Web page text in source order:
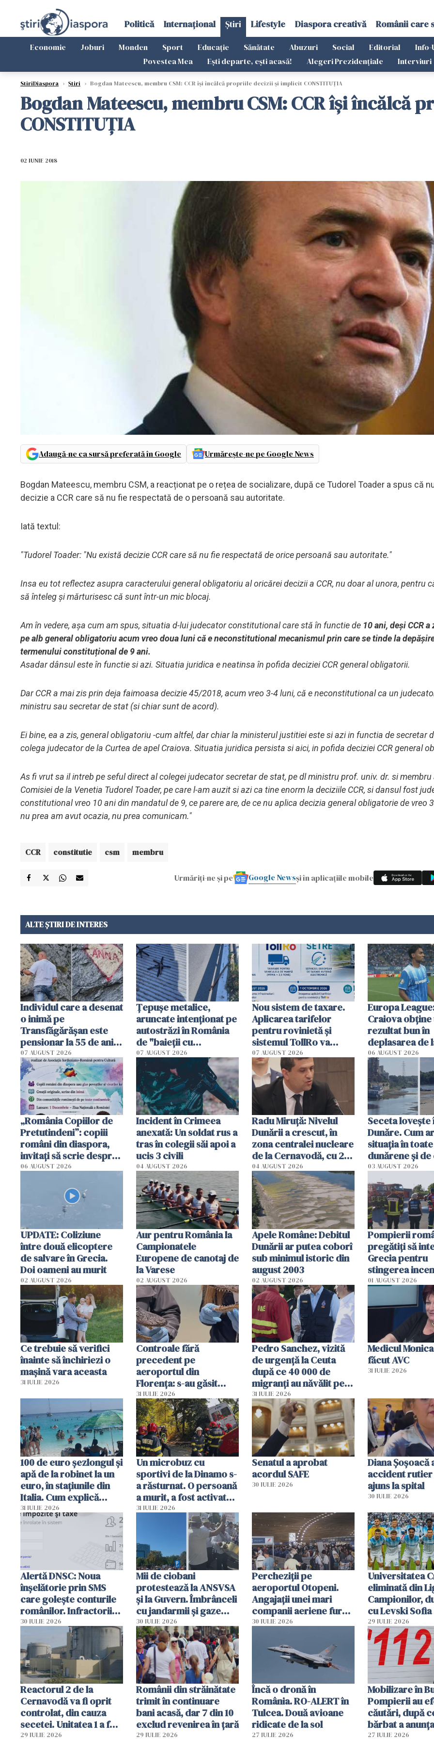
Politică Internațional Știri Lifestyle Diaspora creativă Românii care
Economie Joburi Monden Sport Educație Sănătate Abuzuri Social Editorial Info-
Povestea Mea
Ești departe, ești acasă! Alegeri Prezidențiale Interviuri
StiriDiaspora › Știri › Bogdan Mateescu, membru CSM: CCR își încălcă propriile decizii și implicit CONSTITUȚIA
Bogdan Mateescu, membru CSM: CCR își încălcă
CONSTITUȚIA
02 IUNIE 2018
Adaugă-ne ca sursă preferată în Google Urmărește-ne pe Google News
Bogdan Mateescu, membru CSM, a reacționat pe o rețea de socializare, după ce Tudorel Toader a spus că
decizie a CCR care să nu fie respectată de o persoană sau autoritate.
Iată textul:
"Tudorel Toader: "Nu există decizie CCR care să nu fie respectată de orice persoană sau autoritate."
Insa eu tot reflectez asupra caracterului general obligatoriu al oricărei decizii a CCR, nu doar al unora, pentru
să înteleg și mărturisesc că sunt într-un mic blocaj.
Am în vedere, așa cum am spus, situatia d-lui judecator constitutional care stă în functie de 10 ani, deși CCR
pe alb general obligatoriu acum vreo doua luni că e neconstitutional mecanismul prin care se tinde la
termenului constituțional de 9 ani.
Asadar dânsul este în functie si azi. Situatia juridica e neatinsa în pofida deciziei CCR general obligatorii.
Dar CCR a mai zis prin deja faimoasa decizie 45/2018, acum vreo 3-4 luni, că e neconstitutional ca un
ministru sau secretar de stat (si chiar sunt de acord).
Ei bine, ea a zis, general obligatoriu -cum altfel, dar chiar la ministerul justitiei este si azi in functia de secretar
colega judecator de la Curtea de apel Craiova. Situatia juridica persista si aici, in pofida deciziei CCR general
As fi vrut sa il intreb pe seful direct al colegei judecator secretar de stat, pe dl ministru prof. univ. dr. si membru
Comisiei de la Venetia Tudorel Toader, pe care l-am auzit si azi ca tine enorm la deciziile CCR, si dansul fost
constitutional vreo 10 ani din mandatul de 9, ce parere are, de ce nu aplica decizia general obligatorie de vreo
nu prea am avut ocazia, nu prea comunicam."
CCR constitutie csm membru
Urmăriți-ne și pe Google Newsși în aplicațiile mobile
ALTE ȘTIRI DE INTERES
Individul care a desenat
o inimă pe
Transfăgărășan este
pensionar la 55 de ani.
Poliția l-a identificat
07 AUGUST 2026
Țepușe metalice,
aruncate intenționat pe
autostrăzi în România
de "baieții cu
platforme": "Mi-au
cerut 1200 lei să mă
tracteze"
07 AUGUST 2026
Nou sistem de taxare.
Aplicarea tarifelor
pentru rovinietă şi
sistemul TollRo va
începe la 1 octombrie
07 AUGUST 2026
Europa
Craiova obține
rezultat bun în
deplasarea de
06 AUGUST 2026
„România Copiilor de
Pretutindeni”: copiii
români din diaspora,
invitați să scrie despre
România într-un volum
06 AUGUST 2026
Incident în Crimeea
anexată: Un soldat rus a
tras în colegii săi apoi a
ucis 3 civili
04 AUGUST 2026
Radu Miruţă: Nivelul
Dunării a crescut, în
zona centralei nucleare
de la Cernavodă, cu 2
cm faţă de ziua trecută
04 AUGUST 2026
Seceta
Dunăre. Cum
situația în
dunărene și de
România
efectele, deși a
în iulie
03 AUGUST 2026
UPDATE: Coliziune
între două elicoptere
de salvare în Grecia.
Doi oameni au murit
02 AUGUST 2026
Aur pentru România la
Campionatele
Europene de canotaj de
la Varese
02 AUGUST 2026
Apele Române: Debitul
Dunării ar putea coborî
sub minimul istoric din
august 2003
02 AUGUST 2026
Pompierii
pregătiţi să
Grecia pentru
stingerea
01 AUGUST 2026
Ce trebuie să verifici
înainte să închiriezi o
mașină vara aceasta
31 IULIE 2026
Controale fără
precedent pe
aeroportul din
Florența: s-au găsit
capete de aligator și o
sumă imensă de bani
31 IULIE 2026
Pedro Sanchez, vizită
de urgență la Ceuta
după ce 40 000 de
migranți au năvălit pe
teritoriul spaniol: „Vom
mobiliza toate
resursele"
31 IULIE 2026
Medicul
făcut AVC
31 IULIE 2026
100 de euro șezlongul și
apă de la robinet la un
euro, în stațiunile din
Italia. Cum explică
autoritățile
31 IULIE 2026
Un microbuz cu
sportivi de la Dinamo s-
a răsturnat. O persoană
a murit, a fost activat
planul roșu de
31 IULIE 2026
Senatul a aprobat
acordul SAFE
30 IULIE 2026
Diana Șoșoacă
accident rutier
ajuns la spital
30 IULIE 2026
Alertă DNSC: Noua
înșelătorie prin SMS
care golește conturile
românilor. Infractorii
folosesc numele
Ghișeul.ro și al Poliției
Române
30 IULIE 2026
Mii de ciobani
protestează la ANSVSA
și la Guvern. Îmbrânceli
cu jandarmii și gaze
lacrimogene
30 IULIE 2026
Percheziții pe
aeroportul Otopeni.
Angajații unei mari
companii aeriene furau
parfumuri, ceasuri și
vânzării
30 IULIE 2026
Universitatea
eliminată din
Campionilor,
cu Levski Sofia
29 IULIE 2026
Reactorul 2 de la
Cernavodă va fi oprit
controlat, din cauza
secetei. Unitatea 1 a fost
deja oprită
29 IULIE 2026
Românii din străinătate
trimit în continuare
bani acasă, dar 7 din 10
exclud revenirea în țară
29 IULIE 2026
Încă o dronă în
România. RO-ALERT în
Tulcea. Două avioane
ridicate de la sol
27 IULIE 2026
Mobilizare în
Pompierii au
căutări, după
bărbat a
că a văzut un
27 IULIE 2026